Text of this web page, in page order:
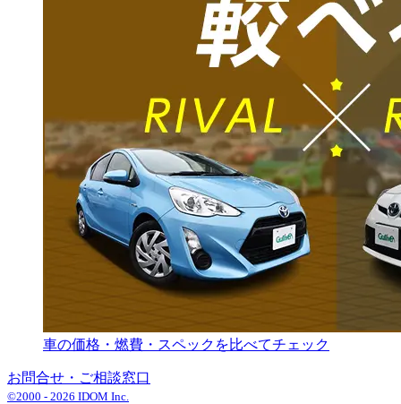
車の価格・燃費・スペックを比べてチェック
お問合せ・ご相談窓口
©2000 - 2026 IDOM Inc.